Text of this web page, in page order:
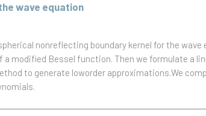
wave equation
nonreflecting boundary kernel for the
modified Bessel function. Then we formulate a
to generate loworder approximations.We